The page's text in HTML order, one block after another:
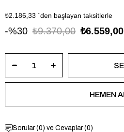
₺2.186,33 `den başlayan taksitlerle
30 ₺9.370,00 ₺6.559,00
Sorular (0) ve Cevaplar (0)